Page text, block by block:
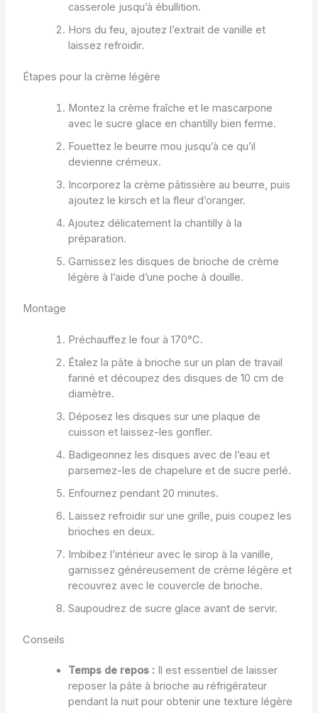
casserole jusqu’à ébullition.
Hors du feu, ajoutez l’extrait de vanille et
laissez refroidir.
Étapes pour la crème légère
Montez la crème fraîche et le mascarpone
avec le sucre glace en chantilly bien ferme.
Fouettez le beurre mou jusqu’à ce qu’il
devienne crémeux.
Incorporez la crème pâtissière au beurre, puis
ajoutez le kirsch et la fleur d’oranger.
Ajoutez délicatement la chantilly à la
préparation.
Garnissez les disques de brioche de crème
légère à l’aide d’une poche à douille.
Montage
Préchauffez le four à 170°C.
Étalez la pâte à brioche sur un plan de travail
fariné et découpez des disques de 10 cm de
diamètre.
Déposez les disques sur une plaque de
cuisson et laissez-les gonfler.
Badigeonnez les disques avec de l’eau et
parsemez-les de chapelure et de sucre perlé.
Enfournez pendant 20 minutes.
Laissez refroidir sur une grille, puis coupez les
brioches en deux.
Imbibez l’intérieur avec le sirop à la vanille,
garnissez généreusement de crème légère et
recouvrez avec le couvercle de brioche.
Saupoudrez de sucre glace avant de servir.
Conseils
Temps de repos : Il est essentiel de laisser
reposer la pâte à brioche au réfrigérateur
pendant la nuit pour obtenir une texture légère